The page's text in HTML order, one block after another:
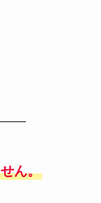
——
ん。